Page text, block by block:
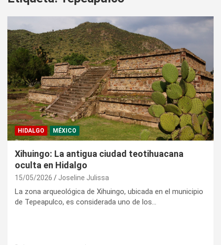
HIDALGO MÉXICO
Xihuingo: La antigua ciudad teotihuacana
oculta en Hidalgo
15/05/2026 Joseline Julissa
La zona arqueológica de Xihuingo, ubicada en el municipio
de Tepeapulco, es considerada uno de los…